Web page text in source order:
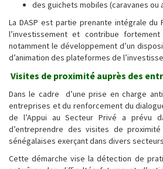
des guichets mobiles (caravanes ou
La DASP est partie prenante intégrale
l’investissement et contribue
notamment le développement d’un
d’animation des plateformes de
Visites de proximité auprès des
Dans le cadre d’une prise en charge
entreprises et du renforcement du
de l’Appui au Secteur Privé a prévu
d’entreprendre des visites de
sénégalaises exerçant dans divers
Cette démarche vise la détection de